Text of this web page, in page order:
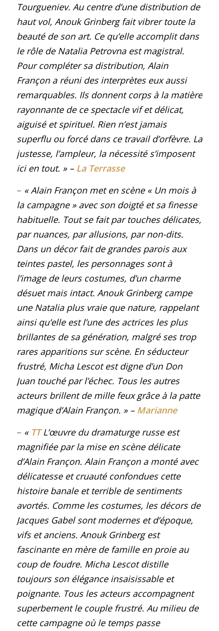
Tourgueniev. Au centre d’une distribution de
haut vol, Anouk Grinberg fait vibrer toute la
beauté de son art. Ce qu’elle accomplit dans
le rôle de Natalia Petrovna est magistral.
Pour compléter sa distribution, Alain
Françon a réuni des interprètes eux aussi
remarquables. Ils donnent corps à la matière
rayonnante de ce spectacle vif et délicat,
aiguisé et spirituel. Rien n’est jamais
superflu ou forcé dans ce travail d’orfèvre. La
justesse, l’ampleur, la nécessité s’imposent
ici en tout. » – La Terrasse
– « Alain Françon met en scène « Un mois à
la campagne » avec son doigté et sa finesse
habituelle. Tout se fait par touches délicates,
par nuances, par allusions, par non-dits.
Dans un décor fait de grandes parois aux
teintes pastel, les personnages sont à
l’image de leurs costumes, d’un charme
désuet mais intact. Anouk Grinberg campe
une Natalia plus vraie que nature, rappelant
ainsi qu’elle est l’une des actrices les plus
brillantes de sa génération, malgré ses trop
rares apparitions sur scène. En séducteur
frustré, Micha Lescot est digne d’un Don
Juan touché par l’échec. Tous les autres
acteurs brillent de mille feux grâce à la patte
magique d’Alain Françon. » – Marianne
– « TTL’œuvre du dramaturge russe est
magnifiée par la mise en scène délicate
d’Alain Françon. Alain Françon a monté avec
délicatesse et cruauté confondues cette
histoire banale et terrible de sentiments
avortés. Comme les costumes, les décors de
Jacques Gabel sont modernes et d’époque,
vifs et anciens. Anouk Grinberg est
fascinante en mère de famille en proie au
coup de foudre. Micha Lescot distille
toujours son élégance insaisissable et
poignante. Tous les acteurs accompagnent
superbement le couple frustré. Au milieu de
cette campagne où le temps passe